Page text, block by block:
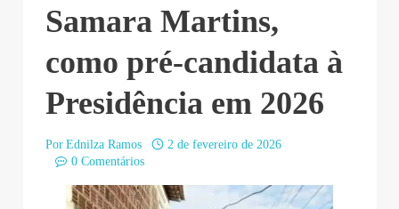
Samara Martins,
como pré-candidata à
Presidência em 2026
Por Ednilza Ramos
2 de fevereiro de 2026
0 Comentários